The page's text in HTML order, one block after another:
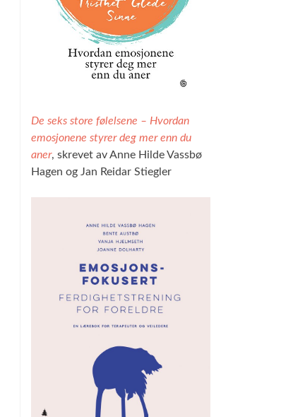
De seks store følelsene – Hvordan
emosjonene styrer deg mer enn du
aner, skrevet av Anne Hilde Vassbø
Hagen og Jan Reidar Stiegler